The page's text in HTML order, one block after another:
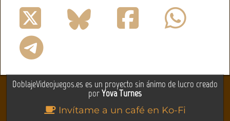
DoblajeVideojuegos.es es un proyecto sin ánimo de lucro creado
porYova Turnes
Invítame a un café en Ko-Fi